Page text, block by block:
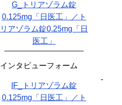
G_トリアゾラム錠
0.125mg「日医工」／ト
リアゾラム錠0.25mg「日
医工」
インタビューフォーム
IF_トリアゾラム錠
0.125mg「日医工」／ト
-